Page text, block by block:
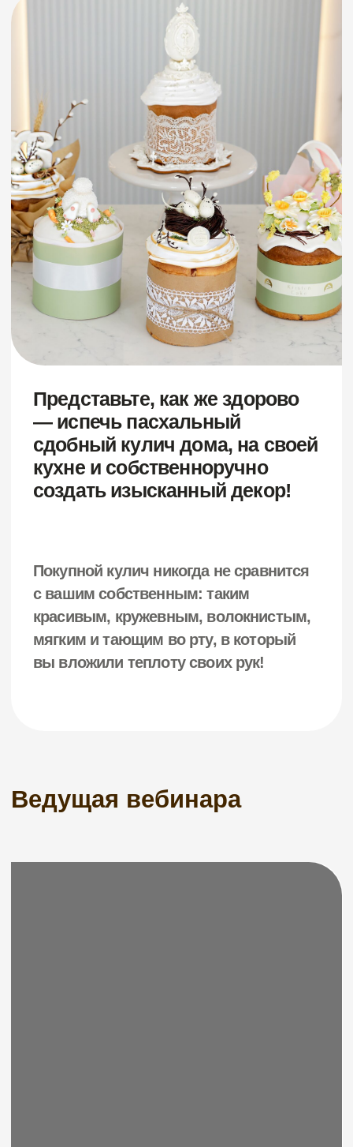
своими руками
Кристина Лова
Шеф-кондитер, автор
классических десертов и
уникальных декоров с огромным
опытом.
Основатель онлайн-школы
кондитерского искусства Krislen
cake, в которой обучаются более
Более 150 000 подписчиков в
соцсетях ежедневно следят за
профессиональной
деятельностью Кристины,
черпают вдохновение и заряд
позитива.
Преподаватель, почетный член